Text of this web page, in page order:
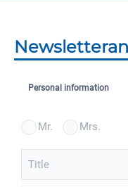
Personal information
Mr. Mrs.
Title